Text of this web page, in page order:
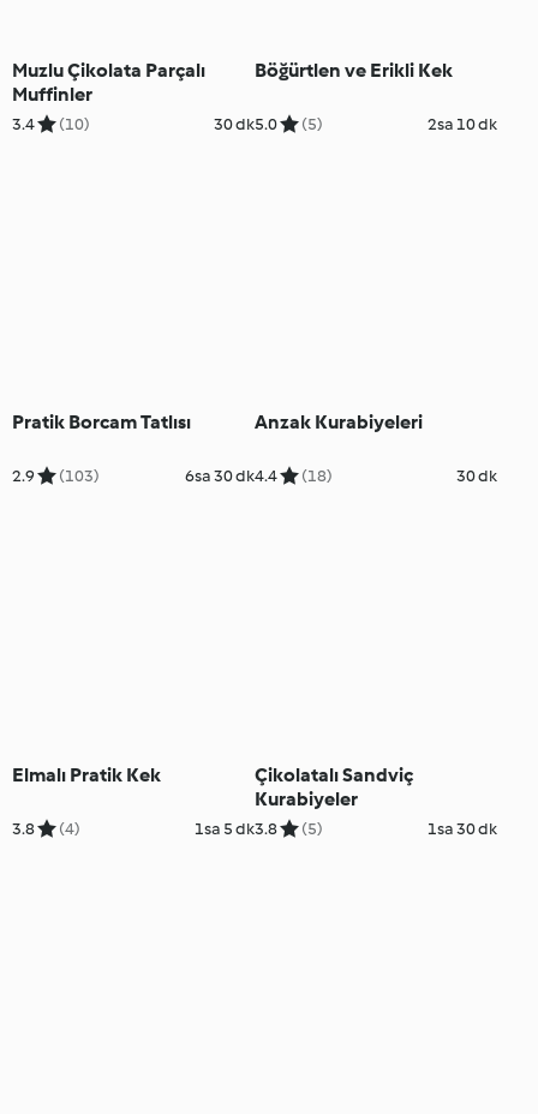
Muzlu Çikolata Parçalı
Muffinler
3.4 (10) 30 dk
Böğürtlen ve Erikli Kek
5.0 (5) 2sa 10 dk
Pratik Borcam Tatlısı
2.9 (103) 6sa 30 dk
Anzak Kurabiyeleri
4.4 (18) 30 dk
Elmalı Pratik Kek
3.8 (4) 1sa 5 dk
Çikolatalı Sandviç
Kurabiyeler
3.8 (5) 1sa 30 dk